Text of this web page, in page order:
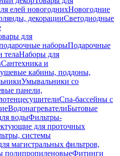
елей новогоднихНовогодние
декорацииСветодиодные
для
наборыПодарочные
телаНаборы для
Сантехника и
кабины, поддоны,
Умывальники со
панели,
Спа-бассейны с
ВодонагревателиБытовые
водыФильтры-
для проточных
системы
магистральных фильтров,
полипропиленовыеФитинги